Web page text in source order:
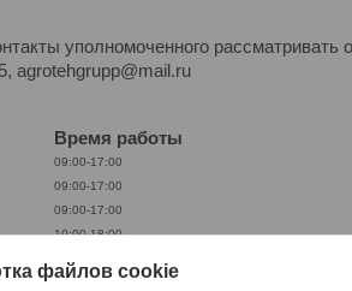
уполномоченного рассматривать
agrotehgrupp@mail.ru
Время работы
09:00-17:00
09:00-17:00
09:00-17:00
10:00-18:00
Выходной
файлов cookie